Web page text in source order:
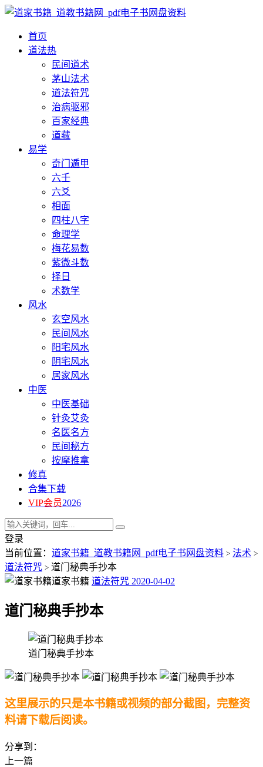
首页
道法热
民间道术
茅山法术
道法符咒
治病驱邪
百家经典
道藏
易学
奇门遁甲
六壬
六爻
相面
四柱八字
命理学
梅花易数
紫微斗数
择日
术数学
风水
玄空风水
民间风水
阳宅风水
阴宅风水
居家风水
中医
中医基础
针灸艾灸
名医名方
民间秘方
按摩推拿
修真
合集下载
VIP会员2026
登录
当前位置： 道家书籍_道教书籍网_pdf电子书网盘资料 > 法术 >
道法符咒 > 道门秘典手抄本
道家书籍 道法符咒 2020-04-02
道门秘典手抄本
道门秘典手抄本
这里展示的只是本书籍或视频的部分截图，完整资
料请下载后阅读。
分享到：
上一篇